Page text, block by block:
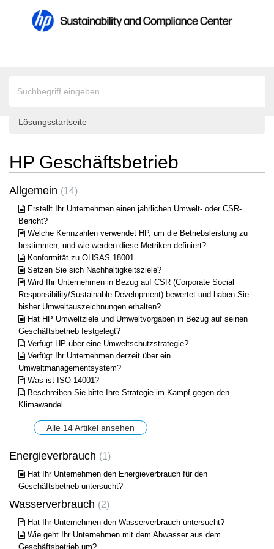
Lösungsstartseite
HP Geschäftsbetrieb
Allgemein 14
Erstellt Ihr Unternehmen einen jährlichen Umwelt- oder CSR-
Bericht?
Welche Kennzahlen verwendet HP, um die Betriebsleistung zu
bestimmen, und wie werden diese Metriken definiert?
Konformität zu OHSAS 18001
Setzen Sie sich Nachhaltigkeitsziele?
Wird Ihr Unternehmen in Bezug auf CSR (Corporate Social
Responsibility/Sustainable Development) bewertet und haben Sie
bisher Umweltauszeichnungen erhalten?
Hat HP Umweltziele und Umweltvorgaben in Bezug auf seinen
Geschäftsbetrieb festgelegt?
Verfügt HP über eine Umweltschutzstrategie?
Verfügt Ihr Unternehmen derzeit über ein
Umweltmanagementsystem?
Was ist ISO 14001?
Beschreiben Sie bitte Ihre Strategie im Kampf gegen den
Klimawandel
Alle 14 Artikel ansehen
Energieverbrauch 1
Hat Ihr Unternehmen den Energieverbrauch für den
Geschäftsbetrieb untersucht?
Wasserverbrauch 2
Hat Ihr Unternehmen den Wasserverbrauch untersucht?
Wie geht Ihr Unternehmen mit dem Abwasser aus dem
Geschäftsbetrieb um?